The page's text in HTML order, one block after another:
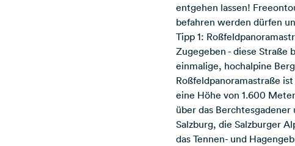
entgehen lassen!
befahren werden dürfen
Tipp 1:
Zugegeben - diese Straße
einmalige, hochalpine
Roßfeldpanoramastraße
eine Höhe von 1.600
über das Berchtesgadener
Salzburg, die Salzburger
das Tennen- und